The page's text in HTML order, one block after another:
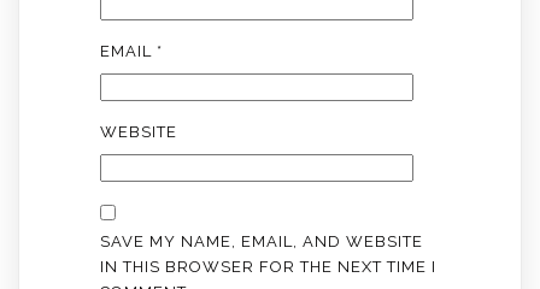
EMAIL *
WEBSITE
SAVE MY NAME, EMAIL, AND WEBSITE
IN THIS BROWSER FOR THE NEXT TIME I